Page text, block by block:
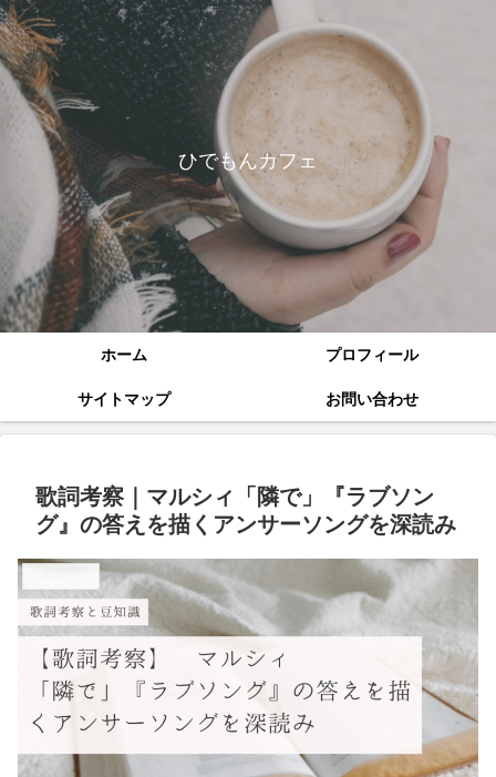
ひでもんカフェ
ホーム プロフィール
サイトマップ お問い合わせ
歌詞考察｜マルシィ「隣で」『ラブソン
グ』の答えを描くアンサーソングを深読み